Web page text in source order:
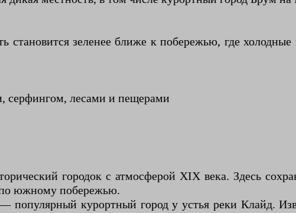
становится зеленее ближе к побережью, где
серфингом, лесами и пещерами
городок с атмосферой XIX века. Здесь
по южному побережью.
популярный курортный город у устья реки Клайд.